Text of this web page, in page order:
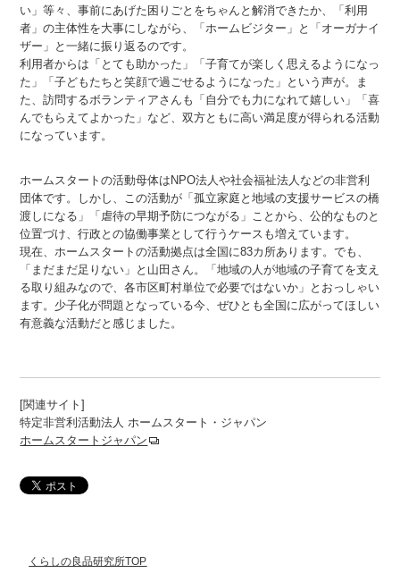
い」等々、事前にあげた困りごとをちゃんと解消できたか、「利用
者」の主体性を大事にしながら、「ホームビジター」と「オーガナイ
ザー」と一緒に振り返るのです。
利用者からは「とても助かった」「子育てが楽しく思えるようになっ
た」「子どもたちと笑顔で過ごせるようになった」という声が。ま
た、訪問するボランティアさんも「自分でも力になれて嬉しい」「喜
んでもらえてよかった」など、双方ともに高い満足度が得られる活動
になっています。
ホームスタートの活動母体はNPO法人や社会福祉法人などの非営利
団体です。しかし、この活動が「孤立家庭と地域の支援サービスの橋
渡しになる」「虐待の早期予防につながる」ことから、公的なものと
位置づけ、行政との協働事業として行うケースも増えています。
現在、ホームスタートの活動拠点は全国に83カ所あります。でも、
「まだまだ足りない」と山田さん。「地域の人が地域の子育てを支え
る取り組みなので、各市区町村単位で必要ではないか」とおっしゃい
ます。少子化が問題となっている今、ぜひとも全国に広がってほしい
有意義な活動だと感じました。
[関連サイト]
特定非営利活動法人 ホームスタート・ジャパン
ホームスタートジャパン
くらしの良品研究所TOP